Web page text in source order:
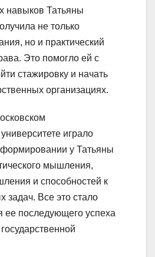
навыков Татьяны
не только
но и практический
Это помогло ей с
стажировку и начать
организациях.
играло
у Татьяны
мышления,
и способностей к
Все это стало
последующего успеха